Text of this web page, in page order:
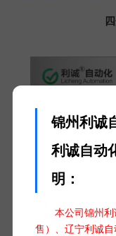
锦州利诚
利诚自动
明：
本公司锦州利
售）、辽宁利诚